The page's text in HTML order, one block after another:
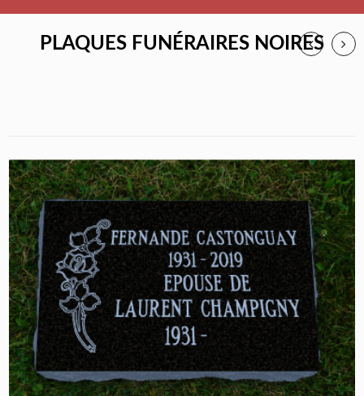
PLAQUES FUNÉRAIRES NOIRES